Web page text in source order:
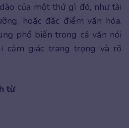
của một thứ gì đó, như tài
hoặc đặc điểm văn hóa.
phổ biến trong cả văn nói
cảm giác trang trọng và rõ
từ